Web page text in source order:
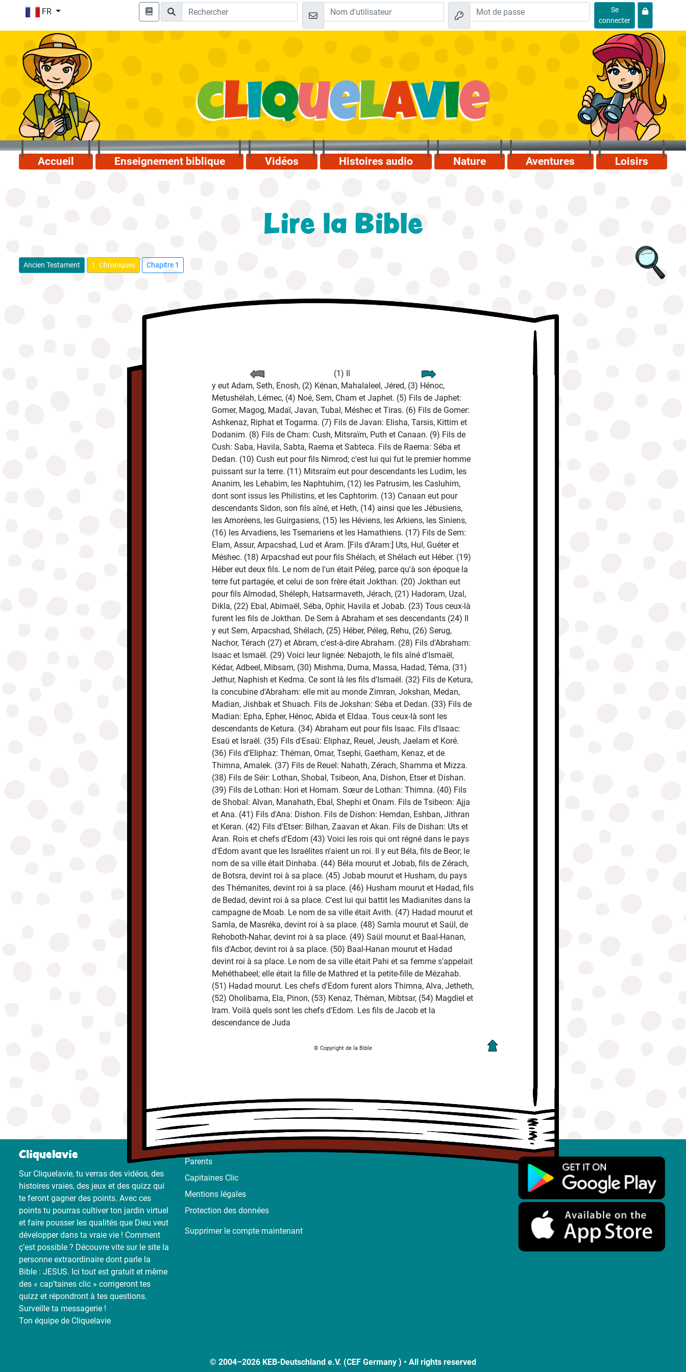
FR
Se
connecter
Accueil Enseignement biblique Vidéos Histoires audio Nature Aventures Loisirs
Lire la Bible
Ancien Testament 1. Chroniques Chapitre 1
(1) Il
y eut Adam, Seth, Enosh, (2) Kénan, Mahalaleel, Jéred, (3) Hénoc,
Metushélah, Lémec, (4) Noé, Sem, Cham et Japhet. (5) Fils de Japhet:
Gomer, Magog, Madaï, Javan, Tubal, Méshec et Tiras. (6) Fils de Gomer:
Ashkenaz, Riphat et Togarma. (7) Fils de Javan: Elisha, Tarsis, Kittim et
Dodanim. (8) Fils de Cham: Cush, Mitsraïm, Puth et Canaan. (9) Fils de
Cush: Saba, Havila, Sabta, Raema et Sabteca. Fils de Raema: Séba et
Dedan. (10) Cush eut pour fils Nimrod; c'est lui qui fut le premier homme
puissant sur la terre. (11) Mitsraïm eut pour descendants les Ludim, les
Ananim, les Lehabim, les Naphtuhim, (12) les Patrusim, les Casluhim,
dont sont issus les Philistins, et les Caphtorim. (13) Canaan eut pour
descendants Sidon, son fils aîné, et Heth, (14) ainsi que les Jébusiens,
les Amoréens, les Guirgasiens, (15) les Héviens, les Arkiens, les Siniens,
(16) les Arvadiens, les Tsemariens et les Hamathiens. (17) Fils de Sem:
Elam, Assur, Arpacshad, Lud et Aram. [Fils d'Aram:] Uts, Hul, Guéter et
Méshec. (18) Arpacshad eut pour fils Shélach, et Shélach eut Héber. (19)
Héber eut deux fils. Le nom de l'un était Péleg, parce qu'à son époque la
terre fut partagée, et celui de son frère était Jokthan. (20) Jokthan eut
pour fils Almodad, Shéleph, Hatsarmaveth, Jérach, (21) Hadoram, Uzal,
Dikla, (22) Ebal, Abimaël, Séba, Ophir, Havila et Jobab. (23) Tous ceux-là
furent les fils de Jokthan. De Sem à Abraham et ses descendants (24) Il
y eut Sem, Arpacshad, Shélach, (25) Héber, Péleg, Rehu, (26) Serug,
Nachor, Térach (27) et Abram, c'est-à-dire Abraham. (28) Fils d'Abraham:
Isaac et Ismaël. (29) Voici leur lignée: Nebajoth, le fils aîné d'Ismaël,
Kédar, Adbeel, Mibsam, (30) Mishma, Duma, Massa, Hadad, Téma, (31)
Jethur, Naphish et Kedma. Ce sont là les fils d'Ismaël. (32) Fils de Ketura,
la concubine d'Abraham: elle mit au monde Zimran, Jokshan, Medan,
Madian, Jishbak et Shuach. Fils de Jokshan: Séba et Dedan. (33) Fils de
Madian: Epha, Epher, Hénoc, Abida et Eldaa. Tous ceux-là sont les
descendants de Ketura. (34) Abraham eut pour fils Isaac. Fils d'Isaac:
Esaü et Israël. (35) Fils d'Esaü: Eliphaz, Reuel, Jeush, Jaelam et Koré.
(36) Fils d'Eliphaz: Théman, Omar, Tsephi, Gaetham, Kenaz, et de
Thimna, Amalek. (37) Fils de Reuel: Nahath, Zérach, Shamma et Mizza.
(38) Fils de Séir: Lothan, Shobal, Tsibeon, Ana, Dishon, Etser et Dishan.
(39) Fils de Lothan: Hori et Homam. Sœur de Lothan: Thimna. (40) Fils
de Shobal: Alvan, Manahath, Ebal, Shephi et Onam. Fils de Tsibeon: Ajja
et Ana. (41) Fils d'Ana: Dishon. Fils de Dishon: Hemdan, Eshban, Jithran
et Keran. (42) Fils d'Etser: Bilhan, Zaavan et Akan. Fils de Dishan: Uts et
Aran. Rois et chefs d'Edom (43) Voici les rois qui ont régné dans le pays
d'Edom avant que les Israélites n'aient un roi. Il y eut Béla, fils de Beor; le
nom de sa ville était Dinhaba. (44) Béla mourut et Jobab, fils de Zérach,
de Botsra, devint roi à sa place. (45) Jobab mourut et Husham, du pays
des Thémanites, devint roi à sa place. (46) Husham mourut et Hadad, fils
de Bedad, devint roi à sa place. C'est lui qui battit les Madianites dans la
campagne de Moab. Le nom de sa ville était Avith. (47) Hadad mourut et
Samla, de Masréka, devint roi à sa place. (48) Samla mourut et Saül, de
Rehoboth-Nahar, devint roi à sa place. (49) Saül mourut et Baal-Hanan,
fils d'Acbor, devint roi à sa place. (50) Baal-Hanan mourut et Hadad
devint roi à sa place. Le nom de sa ville était Pahi et sa femme s'appelait
Mehéthabeel; elle était la fille de Mathred et la petite-fille de Mézahab.
(51) Hadad mourut. Les chefs d'Edom furent alors Thimna, Alva, Jetheth,
(52) Oholibama, Ela, Pinon, (53) Kenaz, Théman, Mibtsar, (54) Magdiel et
Iram. Voilà quels sont les chefs d'Edom. Les fils de Jacob et la
descendance de Juda
© Copyright de la Bible
Cliquelavie
Sur Cliquelavie, tu verras des vidéos, des
histoires vraies, des jeux et des quizz qui
te feront gagner des points. Avec ces
points tu pourras cultiver ton jardin virtuel
et faire pousser les qualités que Dieu veut
développer dans ta vraie vie ! Comment
ç’est possible ? Découvre vite sur le site la
personne extraordinaire dont parle la
Bible : JESUS. Ici tout est gratuit et même
des « cap’taines clic » corrigeront tes
quizz et répondront à tes questions.
Surveille ta messagerie !
Ton équipe de Cliquelavie
Parents
Capitaines Clic
Mentions légales
Protection des données
Supprimer le compte maintenant
© 2004–2026 KEB-Deutschland e.V. (CEF Germany ) • All rights reserved